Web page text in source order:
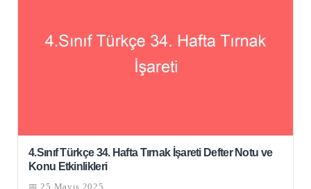
4.Sınıf Türkçe 34. Hafta Tırnak İşareti Defter Notu ve
Konu Etkinlikleri
📅 25 Mayıs 2025